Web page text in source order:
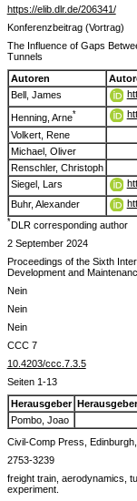
https://elib.dlr.de/206341/
Konferenzbeitrag (Vortrag)
The Influence of Gaps
Tunnels
Autoren
Bell, James
Henning, Arne*
Volkert, Rene
Michael, Oliver
Renschler, Christoph
Siegel, Lars
Buhr, Alexander
*DLR corresponding author
2 September 2024
Proceedings of the Sixth
Development and
Nein
Nein
Nein
CCC 7
10.4203/ccc.7.3.5
Seiten 1-13
Herausgeber
Pombo, Joao
Civil-Comp Press,
2753-3239
freight train, aerodynamics,
experiment.